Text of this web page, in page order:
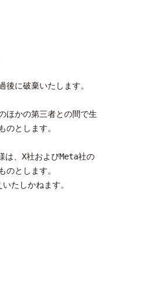
後に破棄いたします。
ほかの第三者との間で生
のとします。
は、X社およびMeta社の
とします。
たしかねます。